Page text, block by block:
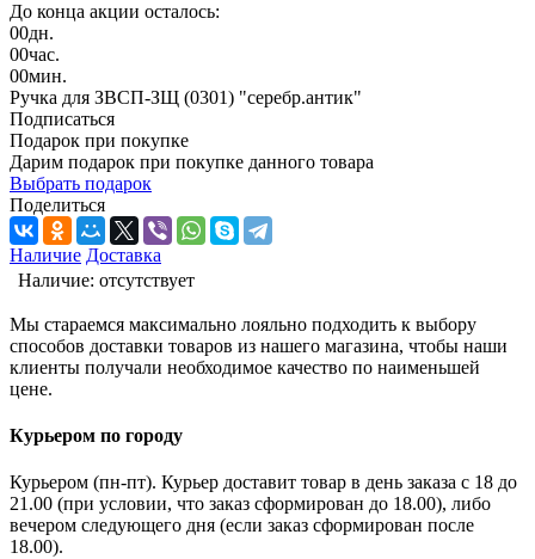
До конца акции осталось:
00дн.
00час.
00мин.
Ручка для ЗВСП-ЗЩ (0301) "серебр.антик"
Подписаться
Подарок при покупке
Дарим подарок при покупке данного товара
Выбрать подарок
Поделиться
Наличие Доставка
Наличие: отсутствует
Мы стараемся максимально лояльно подходить к выбору
способов доставки товаров из нашего магазина, чтобы наши
клиенты получали необходимое качество по наименьшей
цене.
Курьером по городу
Курьером (пн-пт). Курьер доставит товар в день заказа с 18 до
21.00 (при условии, что заказ сформирован до 18.00), либо
вечером следующего дня (если заказ сформирован после
18.00).